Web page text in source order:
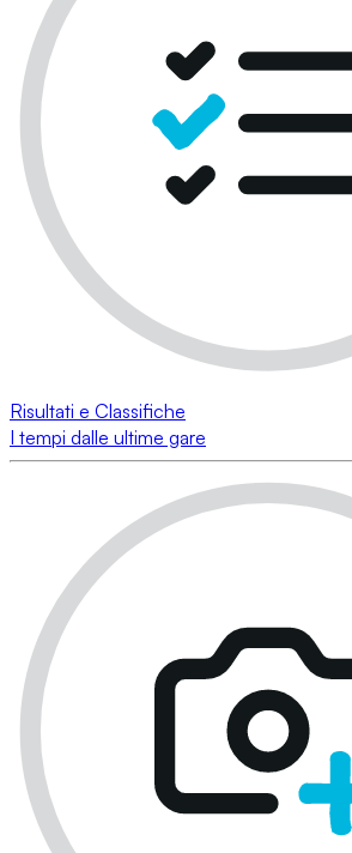
Risultati e Classifiche
I tempi dalle ultime gare